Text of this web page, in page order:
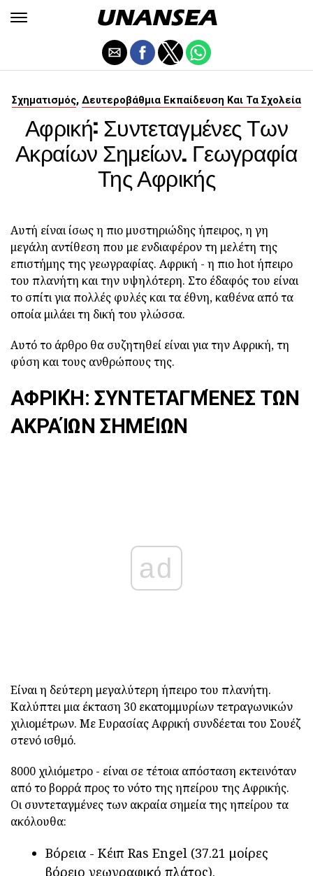
Σχηματισμός, Δευτεροβάθμια Εκπαίδευση Και Τα Σχολεία
Αφρική: Συντεταγμένες Των
Ακραίων Σημείων. Γεωγραφία
Της Αφρικής
Αυτή είναι ίσως η πιο μυστηριώδης ήπειρος, η γη
μεγάλη αντίθεση που με ενδιαφέρον τη μελέτη της
επιστήμης της γεωγραφίας. Αφρική - η πιο hot ήπειρο
του πλανήτη και την υψηλότερη. Στο έδαφός του είναι
το σπίτι για πολλές φυλές και τα έθνη, καθένα από τα
οποία μιλάει τη δική του γλώσσα.
Αυτό το άρθρο θα συζητηθεί είναι για την Αφρική, τη
φύση και τους ανθρώπους της.
ΑΦΡΙΚΉ: ΣΥΝΤΕΤΑΓΜΈΝΕΣ ΤΩΝ
ΑΚΡΑΊΩΝ ΣΗΜΕΊΩΝ
ad
Είναι η δεύτερη μεγαλύτερη ήπειρο του πλανήτη.
Καλύπτει μια έκταση 30 εκατομμυρίων τετραγωνικών
χιλιομέτρων. Με Ευρασίας Αφρική συνδέεται του Σουέζ
στενό ισθμό.
8000 χιλιόμετρο - είναι σε τέτοια απόσταση εκτεινόταν
από το βορρά προς το νότο της ηπείρου της Αφρικής.
Οι συντεταγμένες των ακραία σημεία της ηπείρου τα
ακόλουθα:
Βόρεια - Κέιπ Ras Engel (37.21 μοίρες
βόρειο γεωγραφικό πλάτος).